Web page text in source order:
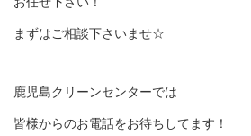
まずはご相談下さいませ☆
鹿児島クリーンセンターでは
皆様からのお電話をお待ちしてます！